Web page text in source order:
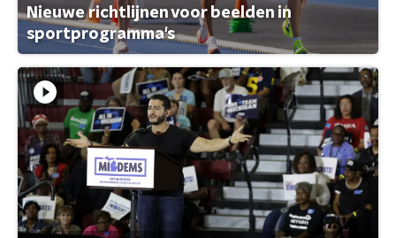
Nieuwe richtlijnen voor beelden in
sportprogramma's